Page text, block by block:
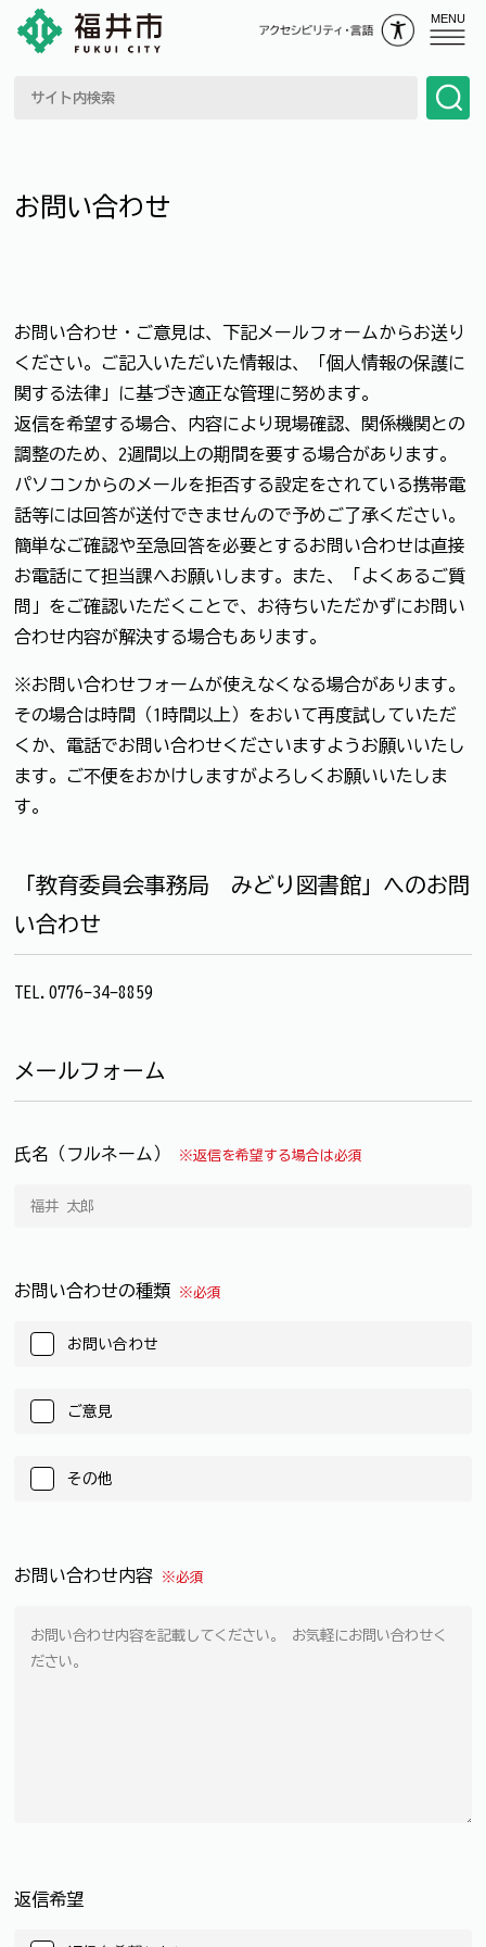
MENU
お問い合わせ
お問い合わせ・ご意見は、下記メールフォームからお送り
ください。ご記入いただいた情報は、「個人情報の保護に
関する法律」に基づき適正な管理に努めます。
返信を希望する場合、内容により現場確認、関係機関との
調整のため、2週間以上の期間を要する場合があります。
パソコンからのメールを拒否する設定をされている携帯電
話等には回答が送付できませんので予めご了承ください。
簡単なご確認や至急回答を必要とするお問い合わせは直接
お電話にて担当課へお願いします。また、「よくあるご質
問」をご確認いただくことで、お待ちいただかずにお問い
合わせ内容が解決する場合もあります。
※お問い合わせフォームが使えなくなる場合があります。
その場合は時間（1時間以上）をおいて再度試していただ
くか、電話でお問い合わせくださいますようお願いいたし
ます。ご不便をおかけしますがよろしくお願いいたしま
す。
「教育委員会事務局 みどり図書館」へのお問
い合わせ
TEL.0776-34-8859
メールフォーム
氏名（フルネーム） ※返信を希望する場合は必須
お問い合わせの種類 ※必須
お問い合わせ
ご意見
その他
お問い合わせ内容 ※必須
返信希望